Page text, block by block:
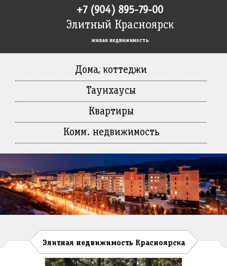
Элитный Красноярск
жилая недвижимость
+7 (904) 895-79-00
Дома, коттеджи
Таунхаусы
Квартиры
Комм. недвижимость
Элитная недвижимость Красноярска